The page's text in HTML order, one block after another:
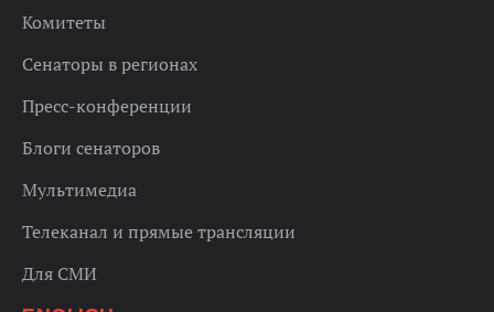
Комитеты
Сенаторы в регионах
Пресс-конференции
Блоги сенаторов
Мультимедиа
Телеканал и прямые трансляции
Для СМИ